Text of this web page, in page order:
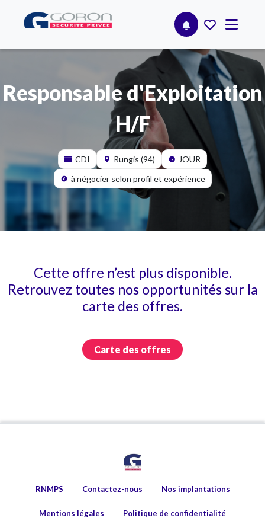
Responsable d'Exploitation
H/F
CDI Rungis (94)
JOUR
à négocier selon profil et expérience
Cette offre n’est plus disponible.
Retrouvez toutes nos opportunités sur la
carte des offres.
Carte des offres
RNMPS Contactez-nous Nos implantations
Mentions légales Politique de confidentialité